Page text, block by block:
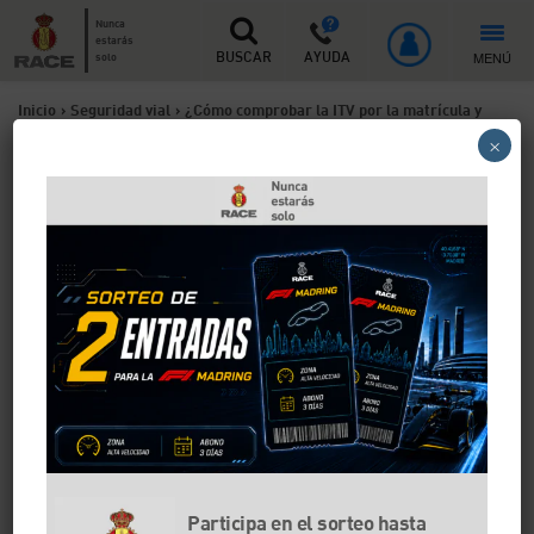
Nunca
estarás
solo
BUSCAR AYUDA MENÚ
Inicio > Seguridad vial > ¿Cómo comprobar la ITV por la matrícula y
¿Cómo comprobar la ITV por
la matrícula y cuándo hay
que pasarla?
Consultar la ITV de un vehículo a partir de su
matrícula permite saber si la inspección está en vigor,
cuándo caduca o cuándo deberá pasar la próxima
revisión. En esta guía te explicamos qué opciones
existen para hacerlo, la información que puedes
obtener y cada cuánto tiempo debe pasar la ITV un
Participa en el sorteo hasta
×